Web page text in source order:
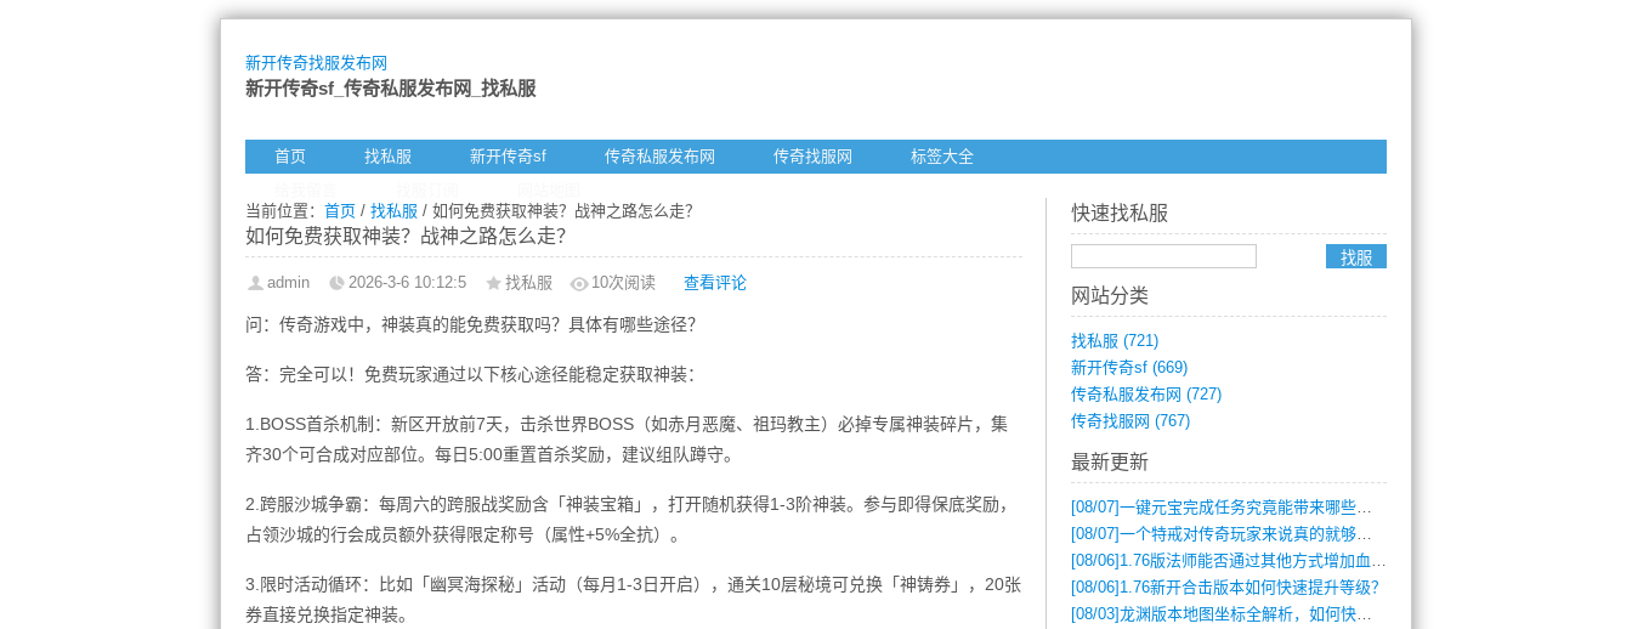
新开传奇找服发布网
新开传奇sf_传奇私服发布网_找私服
首页 找私服 新开传奇sf 传奇私服发布网 传奇找服网
标签大全
当前位置： 首页 / 找私服 / 如何免费获取神装？战神之路怎么走？
如何免费获取神装？战神之路怎么走？
admin 2026-3-6 10:12:5 找私服 10次阅读 查看评论
问：传奇游戏中，神装真的能免费获取吗？具体有哪些途径？
答：完全可以！免费玩家通过以下核心途径能稳定获取神装：
1.BOSS首杀机制：新区开放前7天，击杀世界BOSS（如赤月恶魔、祖玛教主）必掉专属神装碎片，集
齐30个可合成对应部位。每日5:00重置首杀奖励，建议组队蹲守。
2.跨服沙城争霸：每周六的跨服战奖励含「神装宝箱」，打开随机获得1-3阶神装。参与即得保底奖励，
占领沙城的行会成员额外获得限定称号（属性+5%全抗）。
3.限时活动循环：比如「幽冥海探秘」活动（每月1-3日开启），通关10层秘境可兑换「神铸券」，20张
券直接兑换指定神装。
快速找私服
网站分类
找私服 (721)
新开传奇sf (669)
传奇私服发布网 (727)
传奇找服网 (767)
最新更新
[08/07]一键元宝完成任务究竟能带来哪些超值优势？
[08/07]一个特戒对传奇玩家来说真的就够用了吗？
[08/06] 1.76版法师能否通过其他方式增加血量？
[08/06] 1.76新开合击版本如何快速提升等级？
[08/03]龙渊版本地图坐标全解析，如何快速定位BOSS位置？